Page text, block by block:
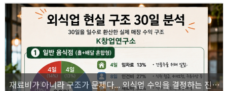
재료비가 아니라 구조가 문제다... 외식업 수익을 결정하는 진짜 숫자의 비밀